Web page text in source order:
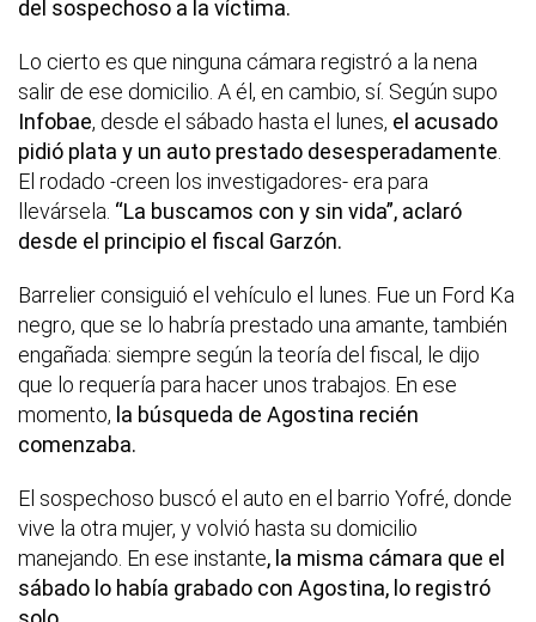
del sospechoso a la víctima.
Lo cierto es que ninguna cámara registró a la nena
salir de ese domicilio. A él, en cambio, sí. Según supo
Infobae, desde el sábado hasta el lunes, el acusado
pidió plata y un auto prestado desesperadamente
El rodado -creen los investigadores- era para
llevársela. “La buscamos con y sin vida”, aclaró
desde el principio el fiscal Garzón.
Barrelier consiguió el vehículo el lunes. Fue un Ford Ka
negro, que se lo habría prestado una amante, también
engañada: siempre según la teoría del fiscal, le dijo
que lo requería para hacer unos trabajos. En ese
momento, la búsqueda de Agostina recién
comenzaba.
El sospechoso buscó el auto en el barrio Yofré, donde
vive la otra mujer, y volvió hasta su domicilio
manejando. En ese instante, la misma cámara que el
sábado lo había grabado con Agostina, lo registró